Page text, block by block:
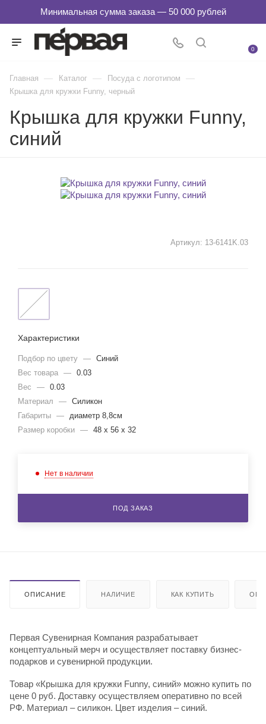
0
Главная — Каталог — Посуда с логотипом —
Крышка для кружки Funny, черный
Крышка для кружки Funny,
синий
Артикул: 13-6141K.03
Характеристики
Подбор по цвету — Синий
Вес товара — 0.03
Вес
— 0.03
Материал
— Силикон
Габариты — диаметр 8,8см
Размер коробки — 48 x 56 x 32
Нет в наличии
ПОД ЗАКАЗ
ОПИСАНИЕ НАЛИЧИЕ КАК КУПИТЬ
Первая Сувенирная Компания разрабатывает
концептуальный мерч и осуществляет поставку бизнес-
подарков и сувенирной продукции.
Товар «Крышка для кружки Funny, синий» можно купить по
цене 0 руб. Доставку осуществляем оперативно по всей
РФ. Материал – силикон. Цвет изделия – синий.